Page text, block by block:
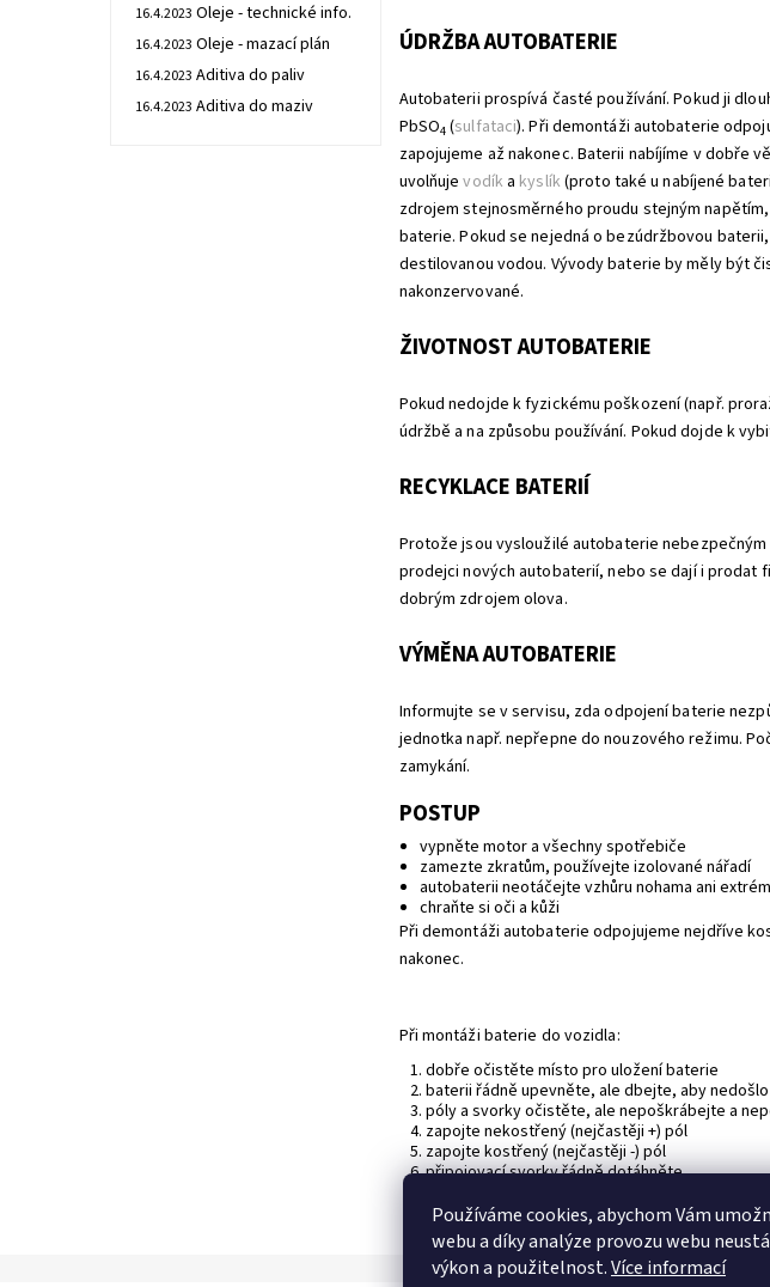
ÚDRŽBA AUTOBATERIE
Autobaterii prospívá časté používání. Pokud ji
PbSO4 (sulfataci). Při demontáži autobaterie
zapojujeme až nakonec. Baterii nabíjíme v dobře
uvolňuje vodík a kyslík (proto také u nabíjené
zdrojem stejnosměrného proudu stejným
baterie. Pokud se nejedná o bezúdržbovou
destilovanou vodou. Vývody baterie by měly být
nakonzervované.
ŽIVOTNOST AUTOBATERIE
Pokud nedojde k fyzickému poškození (např.
údržbě a na způsobu používání. Pokud dojde k
RECYKLACE BATERIÍ
Protože jsou vysloužilé autobaterie
prodejci nových autobaterií, nebo se dají i
dobrým zdrojem olova.
VÝMĚNA AUTOBATERIE
Informujte se v servisu, zda odpojení baterie
jednotka např. nepřepne do nouzového režimu.
zamykání.
POSTUP
vypněte motor a všechny spotřebiče
zamezte zkratům, používejte izolované nářadí
autobaterii neotáčejte vzhůru nohama ani
chraňte si oči a kůži
Při demontáži autobaterie odpojujeme nejdříve
nakonec.
Při montáži baterie do vozidla:
dobře očistěte místo pro uložení baterie
baterii řádně upevněte, ale dbejte, aby
póly a svorky očistěte, ale nepoškrábejte a
zapojte nekostřený (nejčastěji +) pól
zapojte kostřený (nejčastěji -) pól
připojovací svorky řádně dotáhněte
16.4.2023 Oleje - technické info.
16.4.2023 Oleje - mazací plán
16.4.2023 Aditiva do paliv
16.4.2023 Aditiva do maziv
Používáme cookies, abychom Vám
webu a díky analýze provozu webu
výkon a použitelnost.Více informací